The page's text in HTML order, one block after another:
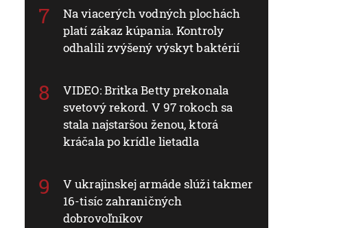
Na viacerých vodných plochách
platí zákaz kúpania. Kontroly
odhalili zvýšený výskyt baktérií
VIDEO: Britka Betty prekonala
svetový rekord. V 97 rokoch sa
stala najstaršou ženou, ktorá
kráčala po krídle lietadla
V ukrajinskej armáde slúži takmer
16-tisíc zahraničných
dobrovoľníkov